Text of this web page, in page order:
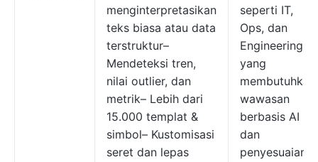
menginterpretasikan
teks biasa atau data
terstruktur–
Mendeteksi tren,
nilai outlier, dan
metrik– Lebih dari
15.000 templat &
simbol– Kustomisasi
seret dan lepas
seperti IT,
Ops, dan
Engineering
yang
membutuhkan
wawasan
berbasis AI
dan
penyesuaian